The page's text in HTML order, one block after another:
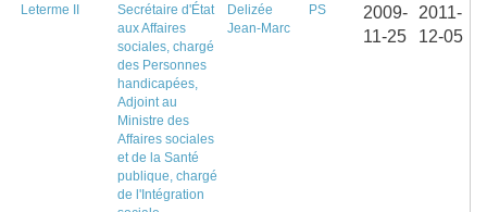
Leterme II
Secrétaire d'État
aux Affaires
sociales, chargé
des Personnes
handicapées,
Adjoint au
Ministre des
Affaires sociales
et de la Santé
publique, chargé
de l'Intégration
Delizée
Jean-Marc
PS
2009-
11-25
2011-
12-05